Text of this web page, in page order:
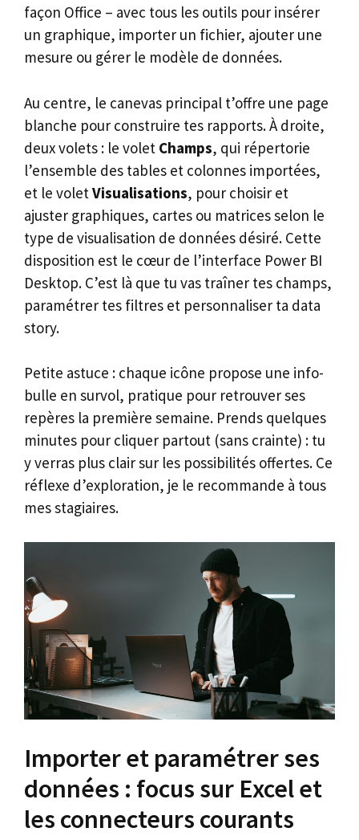
façon Office – avec tous les outils pour insérer
un graphique, importer un fichier, ajouter une
mesure ou gérer le modèle de données.
Au centre, le canevas principal t’offre une page
blanche pour construire tes rapports. À droite,
deux volets : le volet Champs, qui répertorie
l’ensemble des tables et colonnes importées,
et le volet Visualisations, pour choisir et
ajuster graphiques, cartes ou matrices selon le
type de visualisation de données désiré. Cette
disposition est le cœur de l’interface Power BI
Desktop. C’est là que tu vas traîner tes champs,
paramétrer tes filtres et personnaliser ta data
story.
Petite astuce : chaque icône propose une info-
bulle en survol, pratique pour retrouver ses
repères la première semaine. Prends quelques
minutes pour cliquer partout (sans crainte) : tu
y verras plus clair sur les possibilités offertes. Ce
réflexe d’exploration, je le recommande à tous
mes stagiaires.
Importer et paramétrer ses
données : focus sur Excel et
les connecteurs courants